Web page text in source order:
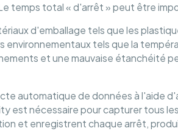
temps total « d'arrêt » peut être
d'emballage tels que les
environnementaux tels que la
et une mauvaise étanchéité
automatique de données à l'aide
est nécessaire pour capturer tous
et enregistrent chaque arrêt,